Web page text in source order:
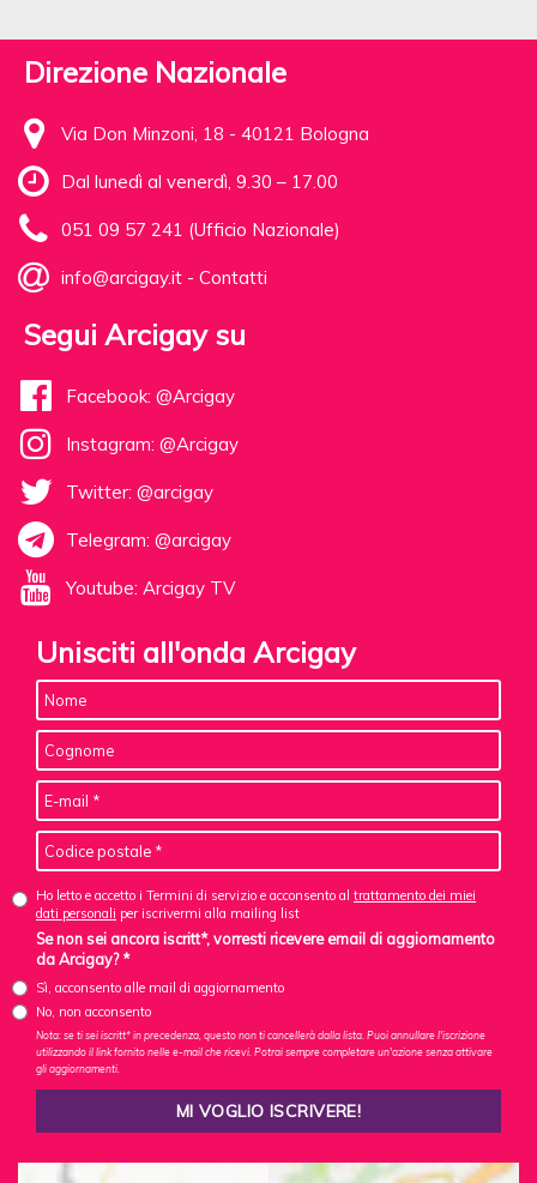
Direzione Nazionale
Via Don Minzoni, 18 - 40121 Bologna
Dal lunedì al venerdì, 9.30 – 17.00
051 09 57 241 (Ufficio Nazionale)
info@arcigay.it - Contatti
Segui Arcigay su
Facebook: @Arcigay
Instagram: @Arcigay
Twitter: @arcigay
Telegram: @arcigay
Youtube: Arcigay TV
Unisciti all'onda Arcigay
Ho letto e accetto i Termini di servizio e acconsento al trattamento dei miei
dati personali per iscrivermi alla mailing list
Se non sei ancora iscritt*, vorresti ricevere email di aggiornamento
da Arcigay? *
Sì, acconsento alle mail di aggiornamento
No, non acconsento
Nota: se ti sei iscritt* in precedenza, questo non ti cancellerà dalla lista. Puoi annullare l'iscrizione
utilizzando il link fornito nelle e-mail che ricevi. Potrai sempre completare un'azione senza attivare
gli aggiornamenti.